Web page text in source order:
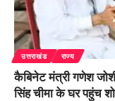
उत्तराखंड राज्य
कैबिनेट मंत्री गणेश
सिंह चीमा के घर पहुंच